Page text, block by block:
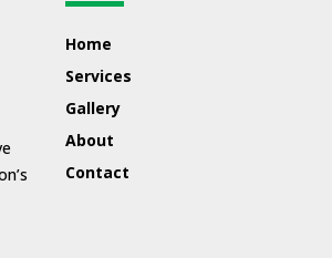
Home
Services
Gallery
About
Contact